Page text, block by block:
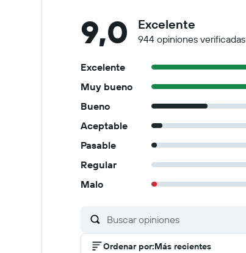
9,0 Excelente
944 opiniones verificadas
Excelente
Muy bueno
Bueno
Aceptable
Pasable
Regular
Malo
Ordenar por:Más recientes